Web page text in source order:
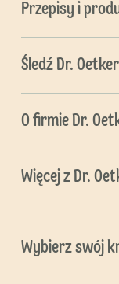
Przepisy i
Śledź Dr. Oetker
O firmie Dr.
Więcej z Dr.
Wybierz swój